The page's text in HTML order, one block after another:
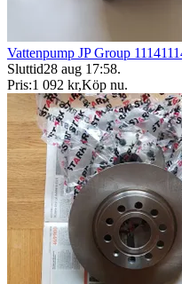
Vattenpump JP Group
Sluttid28 aug 17:58.
Pris:1 092 kr,Köp nu.